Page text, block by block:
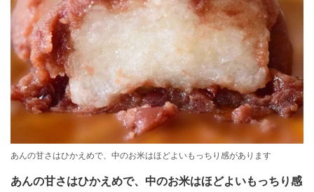
あんの甘さはひかえめで、中のお米はほどよいもっちり感があります
あんの甘さはひかえめで、中のお米はほどよいもっちり感